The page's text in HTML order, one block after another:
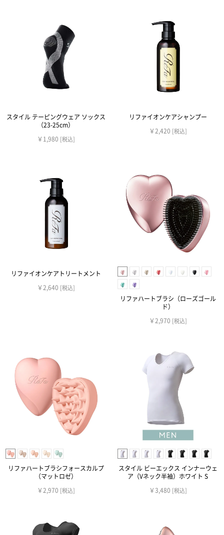
スタイル テーピングウェア ソックス
（23-25cm）
￥1,980 [税込]
リファイオンケアシャンプー
￥2,420 [税込]
リファイオンケアトリートメント
￥2,640 [税込]
リファハートブラシ（ローズゴール
ド）
￥2,970 [税込]
リファハートブラシフォースカルプ
（マットロゼ）
￥2,970 [税込]
スタイル ビーエックス インナーウェ
ア（Vネック半袖）ホワイト S
￥3,480 [税込]